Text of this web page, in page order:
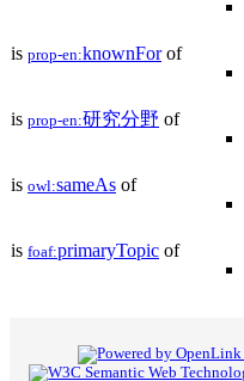
is prop-en:knownForof
is prop-en:研究分野 of
is owl:sameAs of
is foaf:primaryTopic of